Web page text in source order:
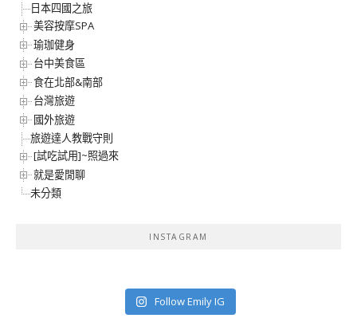
日本四國之旅
美容按摩SPA
瑜珈健身
台中美食區
食在北部&南部
台灣旅遊
國外旅遊
旅遊達人教戰守則
[試吃試用]~照過來
就是愛閒聊
未分類
INSTAGRAM
Follow Emily IG